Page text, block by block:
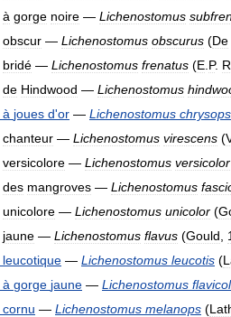
à gorge noire — Lichenostomus
obscur — Lichenostomus obscurus (De
bridé — Lichenostomus frenatus (E P.
de Hindwood — Lichenostomus
à joues d'or — Lichenostomus chrysops
chanteur — Lichenostomus virescens (
versicolore — Lichenostomus versicolor
des mangroves — Lichenostomus
unicolore — Lichenostomus unicolor (
jaune — Lichenostomus flavus (Gould
leucotique — Lichenostomus leucotis (
à gorge jaune — Lichenostomus
cornu — Lichenostomus melanops (